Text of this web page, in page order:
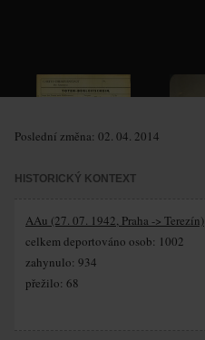
Poslední změna: 02. 04. 2014
HISTORICKÝ KONTEXT
AAu (27. 07. 1942, Praha -> Terezín)
celkem deportováno osob: 1002
zahynulo: 934
přežilo: 68